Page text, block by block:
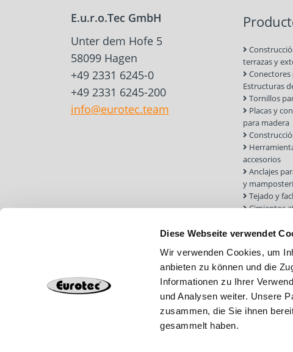
Diese Webseite verwendet
Wir verwenden Cookies, um
anbieten zu können und die
Informationen zu Ihrer
und Analysen weiter. Unsere
zusammen, die Sie ihnen
gesammelt haben.
E.u.r.o.Tec GmbH
Unter dem Hofe 5
58099 Hagen
+49 2331 6245-0
+49 2331 6245-200
info@eurotec.team
terrazas y
Conectores
Estructuras
Tornillos
Placas y
para madera
accesorios
Anclajes
y
Tejado y
Cimientos